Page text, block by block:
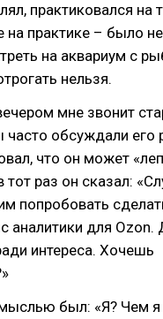
практиковался на
на практике – было
на аквариум с
нельзя.
мне звонит
обсуждали его
что он может
тот раз он сказал:
попробовать
аналитики для
интереса. Хочешь
был: «Я? Чем я